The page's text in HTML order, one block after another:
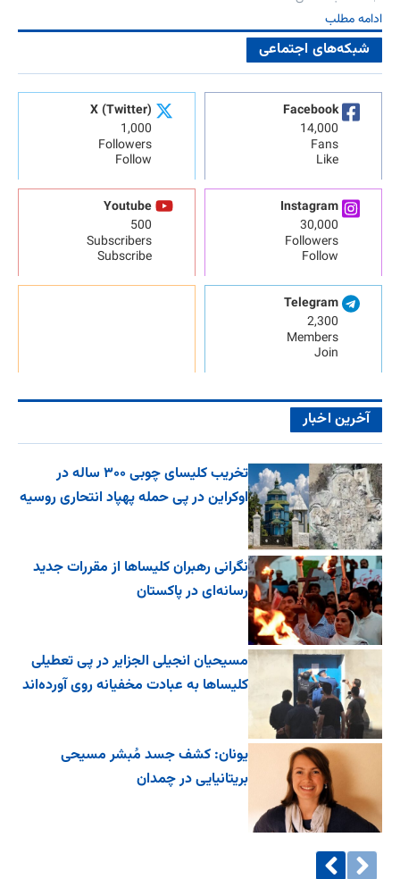
ادامه مطلب
شبکه‌های اجتماعی
Facebook
14,000
Fans
Like
X (Twitter)
1,000
Followers
Follow
Instagram
30,000
Followers
Follow
Youtube
500
Subscribers
Subscribe
Telegram
2,300
Members
Join
آخرین اخبار
تخریب کلیسای چوبی ۳۰۰ ساله در
اوکراین در پی حمله پهپاد انتحاری روسیه
نگرانی رهبران کلیساها از مقررات جدید
رسانه‌ای در پاکستان
مسیحیان انجیلی الجزایر در پی تعطیلی
کلیساها به عبادت مخفیانه روی آورده‌اند
یونان: کشف جسد مُبشر مسیحی
بریتانیایی در چمدان